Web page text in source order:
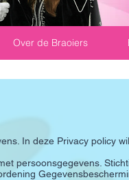
Over de Braoiers
In deze Privacy policy
persoonsgegevens.